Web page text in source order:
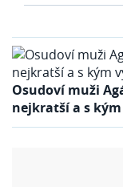
Osudoví muži
nejkratší a s